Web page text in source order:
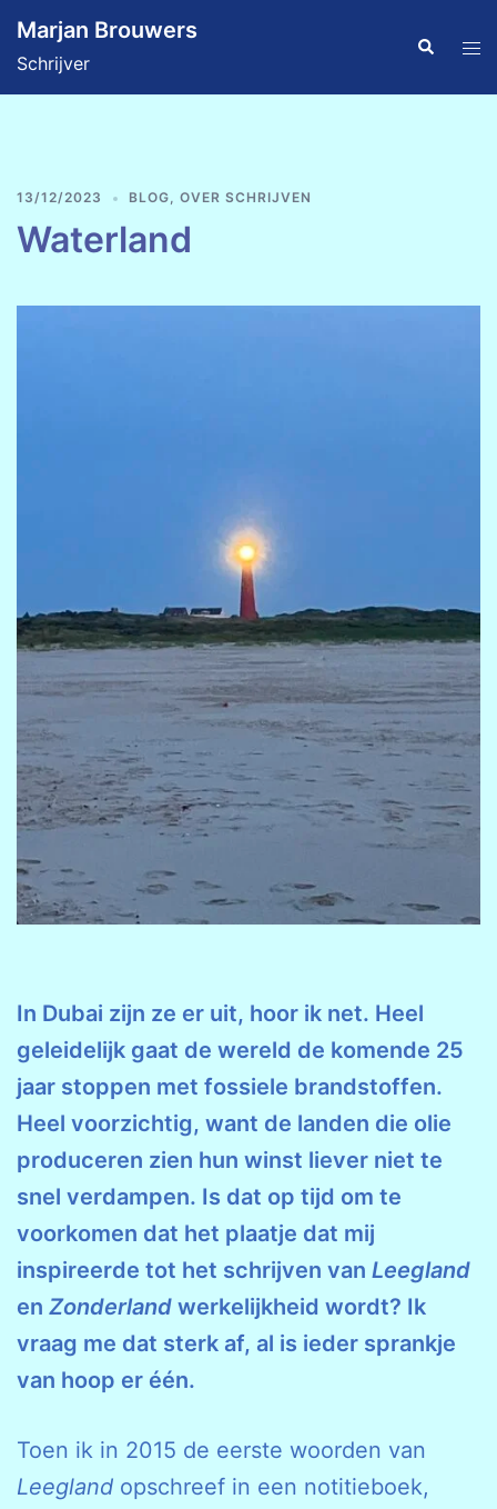
naar
de
inhoud
Marjan Brouwers
Schrijver
Zoeken
13/12/2023 BLOG, OVER SCHRIJVEN
Waterland
In Dubai zijn ze er uit, hoor ik net. Heel
geleidelijk gaat de wereld de komende 25
jaar stoppen met fossiele brandstoffen.
Heel voorzichtig, want de landen die olie
produceren zien hun winst liever niet te
snel verdampen. Is dat op tijd om te
voorkomen dat het plaatje dat mij
inspireerde tot het schrijven van Leegland
en Zonderland werkelijkheid wordt? Ik
vraag me dat sterk af, al is ieder sprankje
van hoop er één.
Toen ik in 2015 de eerste woorden van
Leegland opschreef in een notitieboek,